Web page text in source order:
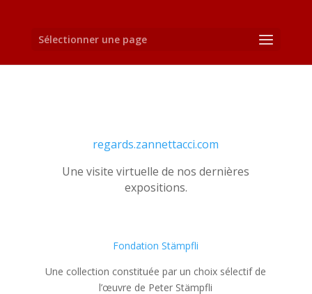
Sélectionner une page
regards.zannettacci.com
Une visite virtuelle de nos dernières
expositions.
Fondation Stämpfli
Une collection constituée par un choix sélectif de
l’œuvre de Peter Stämpfli